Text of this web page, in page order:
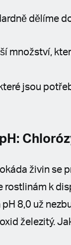
dělíme
množství,
jsou
živin se
rostlinám k
8,0 už
železitý.